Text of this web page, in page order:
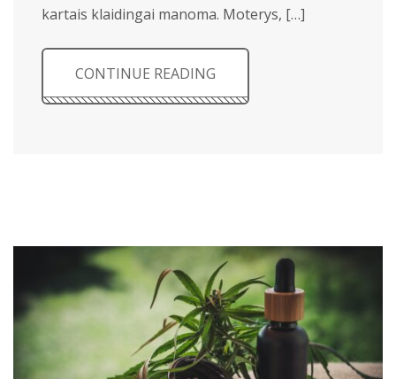
kartais klaidingai manoma. Moterys, […]
CONTINUE READING